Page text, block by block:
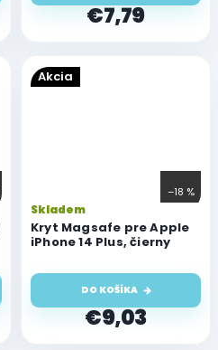
€7,79
Akcia
–18 %
Kryt Magsafe pre Apple
iPhone 14 Plus, čierny
Skladem
€9,03
DO KOŠÍKA